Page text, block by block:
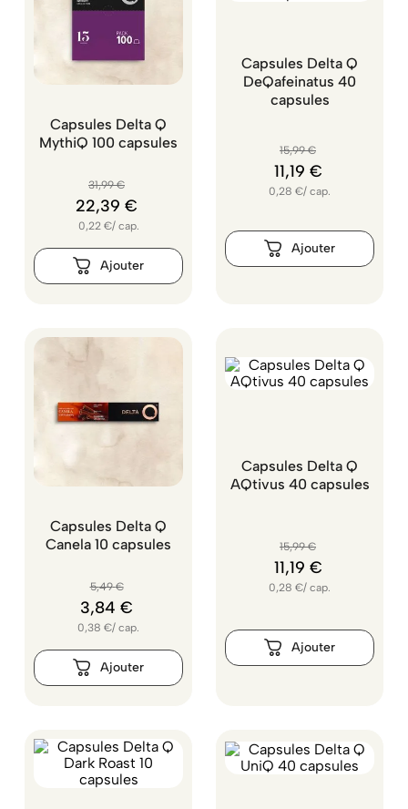
Capsules Delta Q
MythiQ 100 capsules
31,99 €
22,39 €
0,22 €/ cap.
Capsules Delta Q
DeQafeinatus 40
capsules
15,99 €
11,19 €
0,28 €/ cap.
Capsules Delta Q
Canela 10 capsules
5,49 €
3,84 €
0,38 €/ cap.
Capsules Delta Q
AQtivus 40 capsules
15,99 €
11,19 €
0,28 €/ cap.